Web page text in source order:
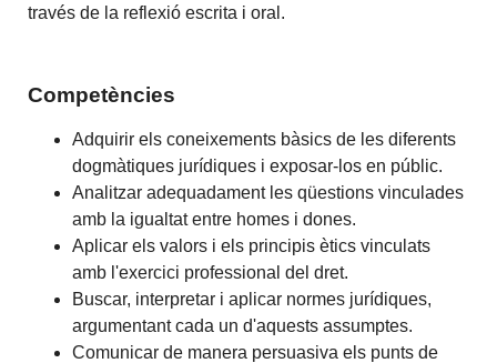
través de la reflexió escrita i oral.
Competències
Adquirir els coneixements bàsics de les diferents
dogmàtiques jurídiques i exposar-los en públic.
Analitzar adequadament les qüestions vinculades
amb la igualtat entre homes i dones.
Aplicar els valors i els principis ètics vinculats
amb l'exercici professional del dret.
Buscar, interpretar i aplicar normes jurídiques,
argumentant cada un d'aquests assumptes.
Comunicar de manera persuasiva els punts de